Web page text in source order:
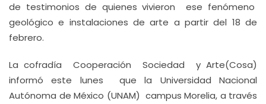
de testimonios de quienes vivieron ese fenómeno
geológico e instalaciones de arte a partir del 18 de
febrero.
La cofradía Cooperación Sociedad y Arte(Cosa)
informó este lunes que la Universidad Nacional
Autónoma de México (UNAM) campus Morelia, a través